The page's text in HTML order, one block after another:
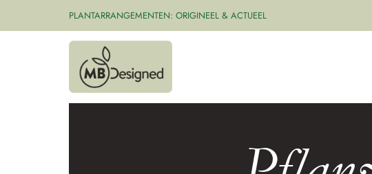
PLANTARRANGEMENTEN: ORIGINEEL & ACTUEEL